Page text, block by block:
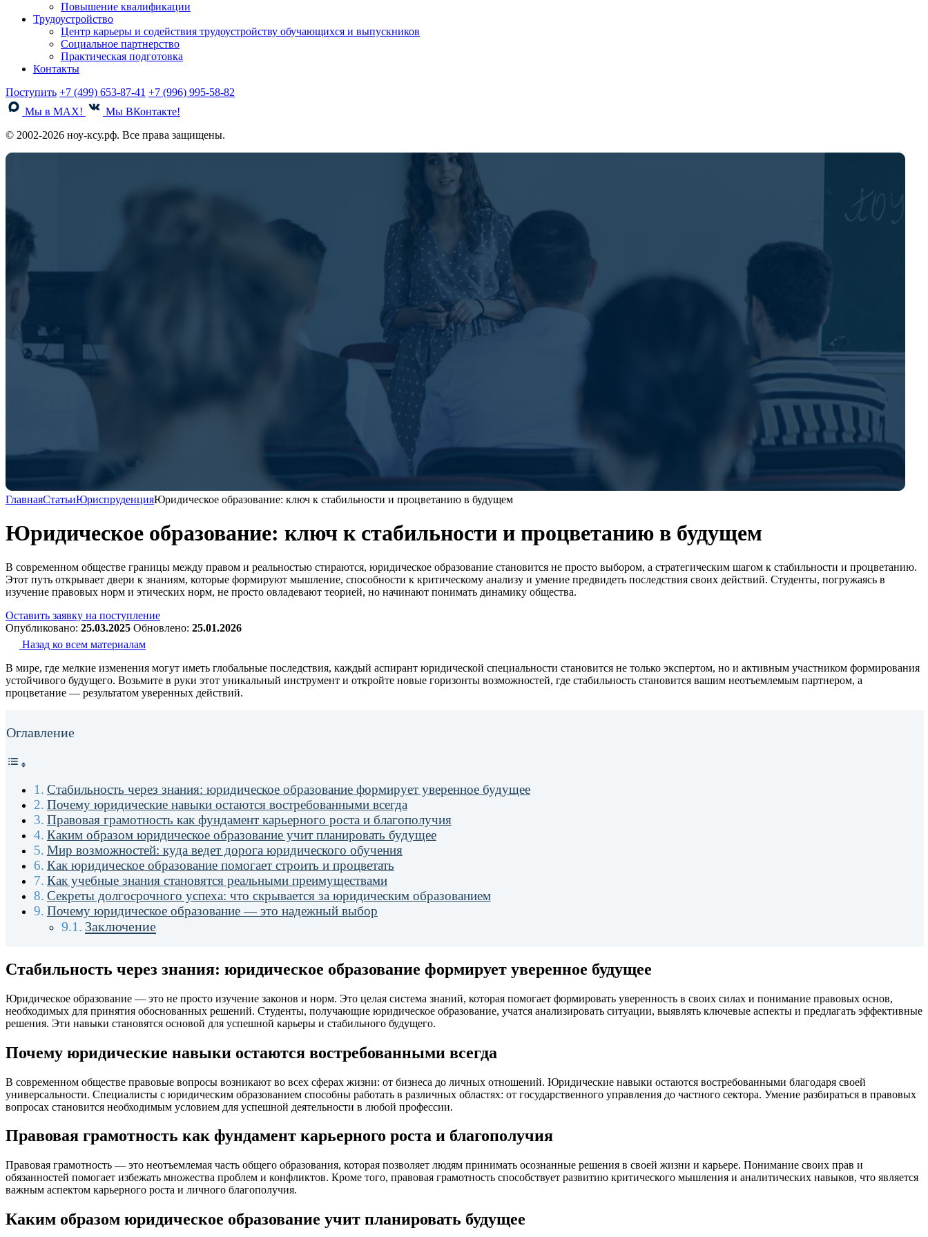
Повышение квалификации
Трудоустройство
Центр карьеры и содействия трудоустройству обучающихся и выпускников
Социальное партнерство
Практическая подготовка
Контакты
Поступить +7 (499) 653-87-41 +7 (996) 995-58-82
Мы в MAX!
Мы ВКонтакте!
© 2002-2026 ноу-ксу.рф. Все права защищены.
ГлавнаяСтатьиЮриспруденцияЮридическое образование: ключ к стабильности и процветанию в будущем
Юридическое образование: ключ к стабильности и процветанию в будущем
В современном обществе границы между правом и реальностью стираются, юридическое образование становится не просто выбором, а стратегическим шагом к стабильности и процветанию.
Этот путь открывает двери к знаниям, которые формируют мышление, способности к критическому анализу и умение предвидеть последствия своих действий. Студенты, погружаясь в
изучение правовых норм и этических норм, не просто овладевают теорией, но начинают понимать динамику общества.
Оставить заявку на поступление
Опубликовано: 25.03.2025 Обновлено: 25.01.2026
Назад ко всем материалам
В мире, где мелкие изменения могут иметь глобальные последствия, каждый аспирант юридической специальности становится не только экспертом, но и активным участником формирования
устойчивого будущего. Возьмите в руки этот уникальный инструмент и откройте новые горизонты возможностей, где стабильность становится вашим неотъемлемым партнером, а
процветание — результатом уверенных действий.
Оглавление
Стабильность через знания: юридическое образование формирует уверенное будущее
Почему юридические навыки остаются востребованными всегда
Правовая грамотность как фундамент карьерного роста и благополучия
Каким образом юридическое образование учит планировать будущее
Мир возможностей: куда ведет дорога юридического обучения
Как юридическое образование помогает строить и процветать
Как учебные знания становятся реальными преимуществами
Секреты долгосрочного успеха: что скрывается за юридическим образованием
Почему юридическое образование — это надежный выбор
Заключение
Стабильность через знания: юридическое образование формирует уверенное будущее
Юридическое образование — это не просто изучение законов и норм. Это целая система знаний, которая помогает формировать уверенность в своих силах и понимание правовых основ,
необходимых для принятия обоснованных решений. Студенты, получающие юридическое образование, учатся анализировать ситуации, выявлять ключевые аспекты и предлагать эффективные
решения. Эти навыки становятся основой для успешной карьеры и стабильного будущего.
Почему юридические навыки остаются востребованными всегда
В современном обществе правовые вопросы возникают во всех сферах жизни: от бизнеса до личных отношений. Юридические навыки остаются востребованными благодаря своей
универсальности. Специалисты с юридическим образованием способны работать в различных областях: от государственного управления до частного сектора. Умение разбираться в правовых
вопросах становится необходимым условием для успешной деятельности в любой профессии.
Правовая грамотность как фундамент карьерного роста и благополучия
Правовая грамотность — это неотъемлемая часть общего образования, которая позволяет людям принимать осознанные решения в своей жизни и карьере. Понимание своих прав и
обязанностей помогает избежать множества проблем и конфликтов. Кроме того, правовая грамотность способствует развитию критического мышления и аналитических навыков, что является
важным аспектом карьерного роста и личного благополучия.
Каким образом юридическое образование учит планировать будущее